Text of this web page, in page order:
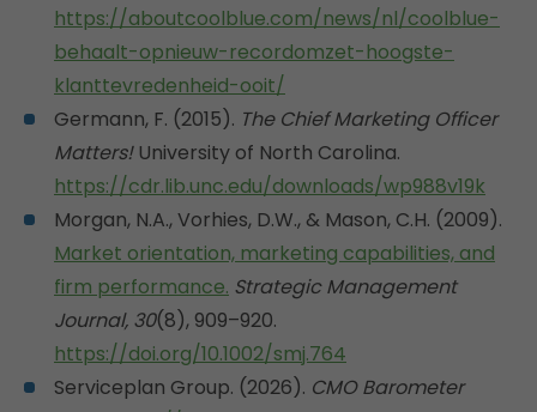
https://aboutcoolblue.com/news/nl/coolblue-
behaalt-opnieuw-recordomzet-hoogste-
klanttevredenheid-ooit/
Germann, F. (2015). The Chief Marketing Officer
Matters!University of North Carolina.
https://cdr.lib.unc.edu/downloads/wp988v19k
Morgan, N.A., Vorhies, D.W., & Mason, C.H. (2009).
Market orientation, marketing capabilities, and
firm performance. Strategic Management
Journal, 30(8), 909–920.
https://doi.org/10.1002/smj.764
Serviceplan Group. (2026). CMO Barometer